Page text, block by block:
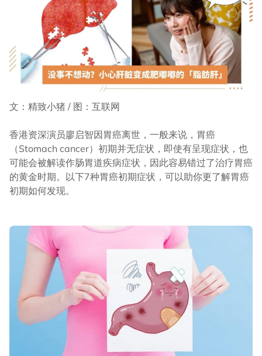
文：精致小猪 / 图：互联网
香港资深演员廖启智因胃癌离世，一般来说，胃癌
（Stomach cancer）初期并无症状，即使有呈现症状，也
可能会被解读作肠胃道疾病症状，因此容易错过了治疗胃癌
的黄金时期。以下7种胃癌初期症状，可以助你更了解胃癌
初期如何发现。